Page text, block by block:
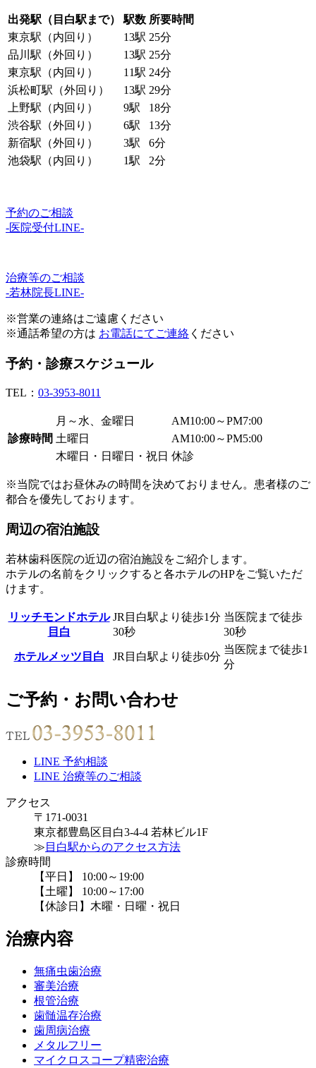
出発駅（目白駅まで） 駅数 所要時間
東京駅（内回り）
13駅 25分
品川駅（外回り）
13駅 25分
東京駅（内回り）
11駅 24分
浜松町駅（外回り）
13駅 29分
上野駅（内回り）
9駅
18分
渋谷駅（外回り）
6駅
13分
新宿駅（外回り）
3駅
6分
池袋駅（内回り）
1駅 2分
予約のご相談
-医院受付LINE-
治療等のご相談
-若林院長LINE-
※営業の連絡はご遠慮ください
※通話希望の方は お電話にてご連絡 ください
予約・診療スケジュール
TEL： 03-3953-8011
診療時間
月～水、金曜日
AM10:00～PM7:00
土曜日
AM10:00～PM5:00
木曜日・日曜日・祝日 休診
※当院ではお昼休みの時間を決めておりません。患者様のご
都合を優先しております。
周辺の宿泊施設
若林歯科医院の近辺の宿泊施設をご紹介します。
ホテルの名前をクリックすると各ホテルのHPをご覧いただ
けます。
リッチモンドホテル
目白
JR目白駅より徒歩1分
30秒
当医院まで徒歩
30秒
ホテルメッツ目白 JR目白駅より徒歩0分
当医院まで徒歩1
分
ご予約・お問い合わせ
LINE 予約相談
LINE 治療等のご相談
アクセス
〒171-0031
東京都豊島区目白3-4-4 若林ビル1F
≫ 目白駅からのアクセス方法
診療時間
【平日】 10:00～19:00
【土曜】 10:00～17:00
【休診日】木曜・日曜・祝日
治療内容
無痛虫歯治療
審美治療
根管治療
歯髄温存治療
歯周病治療
メタルフリー
マイクロスコープ精密治療